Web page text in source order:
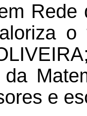
Rede
da
e